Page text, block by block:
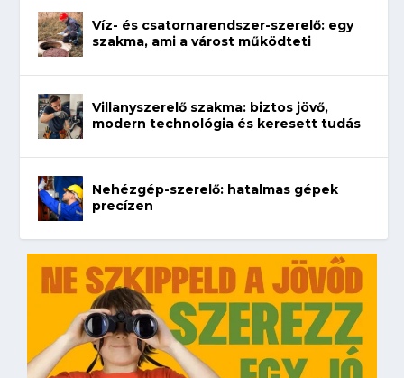
Víz- és csatornarendszer-szerelő: egy
szakma, ami a várost működteti
Villanyszerelő szakma: biztos jövő,
modern technológia és keresett tudás
Nehézgép-szerelő: hatalmas gépek
precízen